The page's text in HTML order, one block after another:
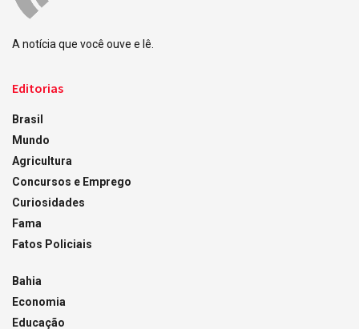
A notícia que você ouve e lê.
Editorias
Brasil
Mundo
Agricultura
Concursos e Emprego
Curiosidades
Fama
Fatos Policiais
Bahia
Economia
Educação